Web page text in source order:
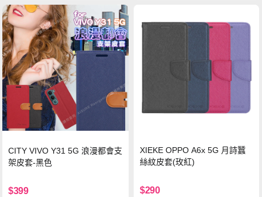
CITY VIVO Y31 5G 浪漫都會支
架皮套-黑色
$399
XIEKE OPPO A6x 5G 月詩蠶
絲紋皮套(玫紅)
$290